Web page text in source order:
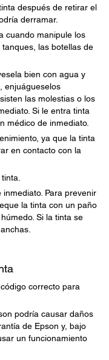
después de retirar el
derramar.
cuando manipule los
las botellas de
bien con agua y
enjuágueselos
las molestias o los
Si le entra tinta
médico de inmediato.
ya que la tinta
en contacto con la
Para prevenir
la tinta con un paño
Si la tinta se
correcto para
podría causar daños
de Epson y, bajo
un funcionamiento